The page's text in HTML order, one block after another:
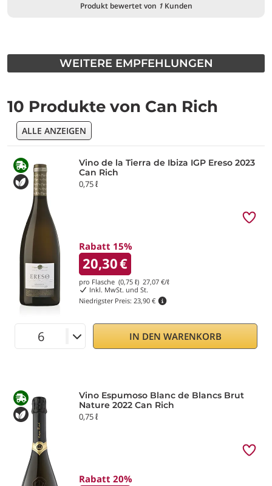
Produkt bewertet von 1Kunden
WEITERE EMPFEHLUNGEN
10 Produkte von Can Rich
ALLE ANZEIGEN
Vino de la Tierra de Ibiza IGP Ereso 2023
Can Rich
0,75 ℓ
Rabatt 15%
20,30€
pro Flasche (0,75 ℓ) 27,07 €/ℓ
Inkl. MwSt. und St.
Niedrigster Preis: 23,90 €
IN DEN WARENKORB
Vino Espumoso Blanc de Blancs Brut
Nature 2022 Can Rich
0,75 ℓ
Rabatt 20%